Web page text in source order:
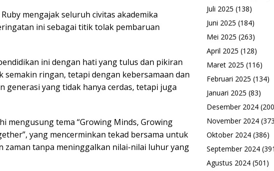
mengajak seluruh civitas akademika
ini sebagai titik tolak pembaruan
ini dengan hati yang tulus dan pikiran
ringan, tetapi dengan kebersamaan dan
yang tidak hanya cerdas, tetapi juga
mengusung tema “Growing Minds, Growing
yang mencerminkan tekad bersama untuk
tanpa meninggalkan nilai-nilai luhur yang
Juli 2025 (138)
Juni 2025 (184)
Mei 2025 (263)
April 2025 (128)
Maret 2025 (116)
Februari 2025 (134)
Januari 2025 (83)
Desember 2024
November 2024
Oktober 2024 (386)
September 2024
Agustus 2024 (501)